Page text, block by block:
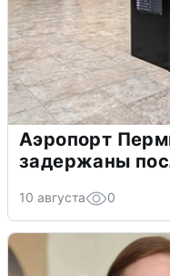
Аэропорт
задержаны
10 августа 0